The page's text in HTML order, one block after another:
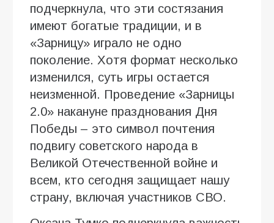
подчеркнула, что эти состязания
имеют богатые традиции, и в
«Зарницу» играло не одно
поколение. Хотя формат несколько
изменился, суть игры остается
неизменной. Проведение «Зарницы
2.0» накануне празднования Дня
Победы – это символ почтения
подвигу советского народа в
Великой Отечественной войне и
всем, кто сегодня защищает нашу
страну, включая участников СВО.